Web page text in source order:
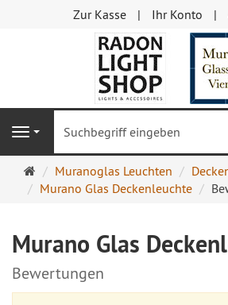
Zur Kasse Ihr Konto
Navigation
Startseite
Muranoglas Leuchten
Murano Glas Deckenleuchte
Murano Glas
Bewertungen